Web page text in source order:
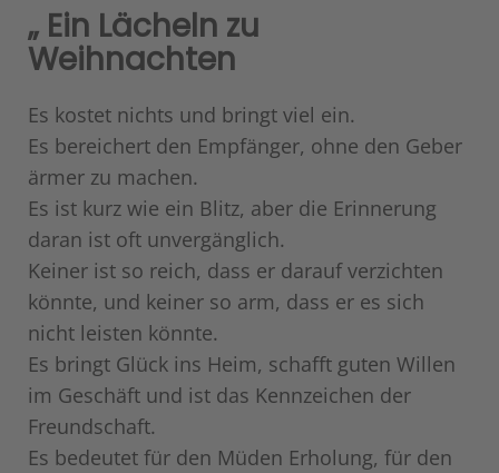
„ Ein Lächeln zu
Weihnachten
Es kostet nichts und bringt viel ein.
Es bereichert den Empfänger, ohne den Geber
ärmer zu machen.
Es ist kurz wie ein Blitz, aber die Erinnerung
daran ist oft unvergänglich.
Keiner ist so reich, dass er darauf verzichten
könnte, und keiner so arm, dass er es sich
nicht leisten könnte.
Es bringt Glück ins Heim, schafft guten Willen
im Geschäft und ist das Kennzeichen der
Freundschaft.
Es bedeutet für den Müden Erholung, für den